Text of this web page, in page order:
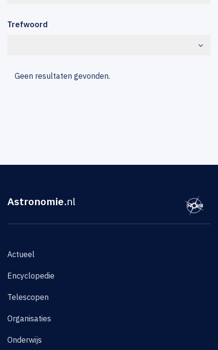
Trefwoord
Geen resultaten gevonden.
Astronomie.nl
Actueel
Encyclopedie
Telescopen
Organisaties
Onderwijs